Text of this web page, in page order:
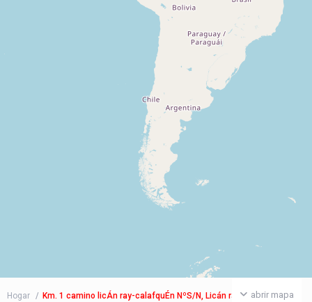
abrir mapa
Hogar Km. 1 camino licÁn ray-calafquÉn NºS/N, Licán ray